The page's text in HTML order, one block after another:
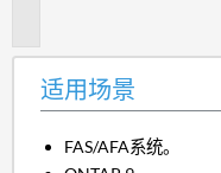
适用场景
FAS/AFA系统。